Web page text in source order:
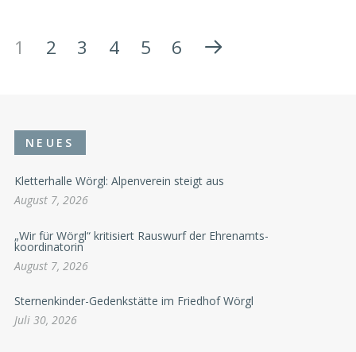
1 2 3 4 5 6
NEUES
Kletterhalle Wörgl: Alpenverein steigt aus
August 7, 2026
„Wir für Wörgl“ kritisiert Rauswurf der Ehrenamts-
koordinatorin
August 7, 2026
Sternenkinder-Gedenkstätte im Friedhof Wörgl
Juli 30, 2026